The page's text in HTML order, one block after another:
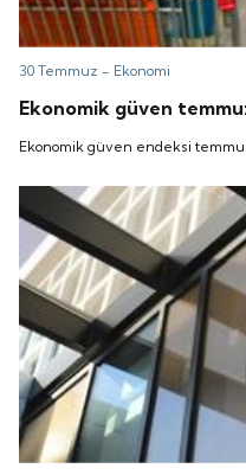
30 Temmuz - Ekonomi
Ekonomik güven
Ekonomik güven endeksi